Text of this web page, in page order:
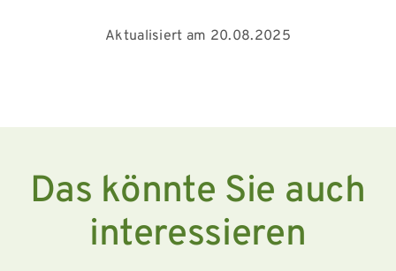
Aktualisiert am 20.08.2025
Das könnte Sie auch
interessieren